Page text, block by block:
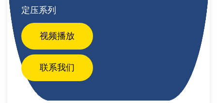
定压系列
视频播放
联系我们